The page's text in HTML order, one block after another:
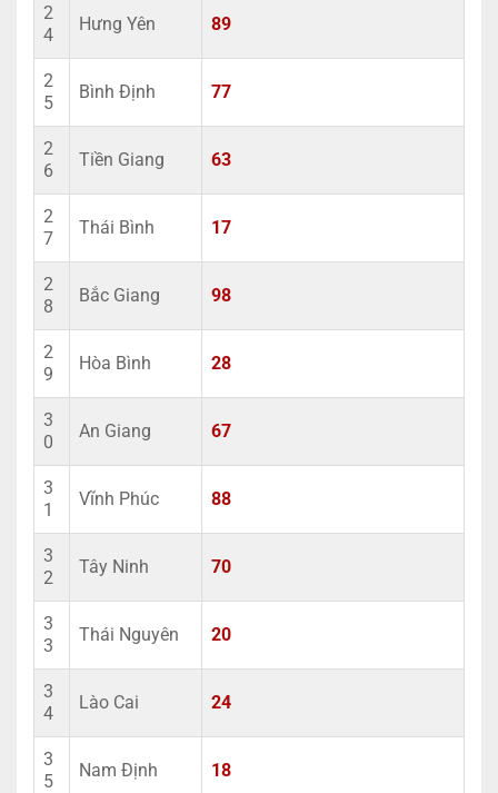
2
4
Hưng Yên 89
2
5
Bình Định 77
2
6
Tiền Giang 63
2
7
Thái Bình 17
2
8
Bắc Giang 98
2
9
Hòa Bình 28
3
0
An Giang 67
3
1
Vĩnh Phúc 88
3
2
Tây Ninh 70
3
3
Thái Nguyên 20
3
4
Lào Cai 24
3
5
Nam Định 18